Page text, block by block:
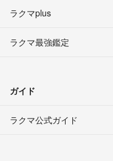
ラクマplus
ラクマ最強鑑定
ガイド
ラクマ公式ガイド